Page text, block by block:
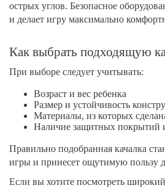
острых углов. Безопасное
и делает игру максимально
Как выбрать подходящую
При выборе следует учитывать:
Возраст и вес ребенка
Размер и устойчивость
Материалы, из которых
Наличие защитных покрытий
Правильно подобранная качалка
игры и принесет ощутимую пользу
Если вы хотите посмотреть